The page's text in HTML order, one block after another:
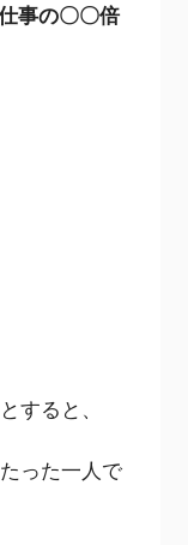
事の〇〇倍
すると、
った一人で